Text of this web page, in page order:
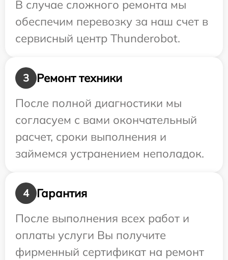
В случае сложного ремонта мы
обеспечим перевозку за наш счет в
сервисный центр Thunderobot.
3
Ремонт техники
После полной диагностики мы
согласуем с вами окончательный
расчет, сроки выполнения и
займемся устранением неполадок.
4
Гарантия
После выполнения всех работ и
оплаты услуги Вы получите
фирменный сертификат на ремонт